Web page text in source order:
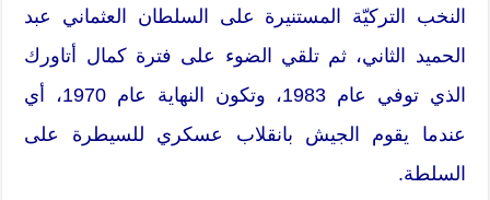
النخب التركيّة المستنيرة على السلطان العثماني عبد
الحميد الثاني، ثم تلقي الضوء على فترة كمال أتاورك
الذي توفي عام 1983، وتكون النهاية عام 1970، أي
عندما يقوم الجيش بانقلاب عسكري للسيطرة على
السلطة.